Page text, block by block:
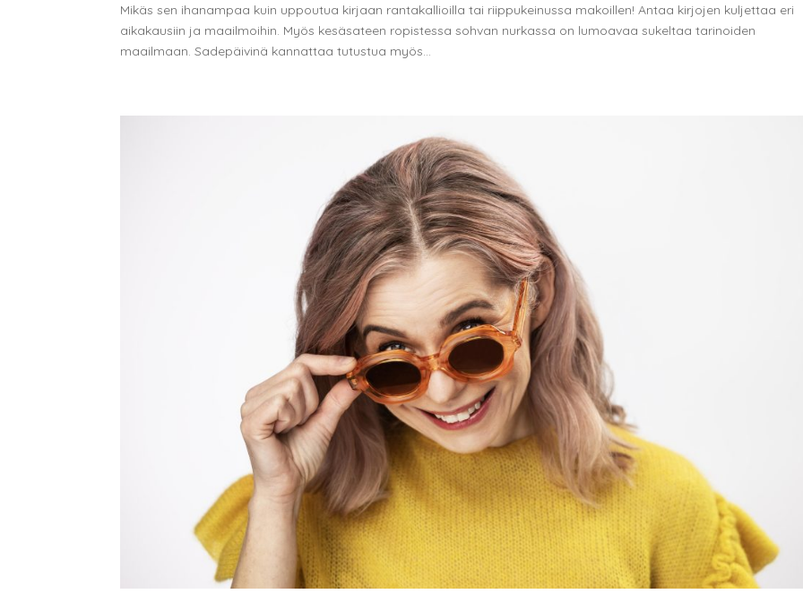
Mikäs sen ihanampaa kuin uppoutua kirjaan rantakallioilla tai riippukeinussa makoillen! Antaa kirjojen kuljettaa eri
aikakausiin ja maailmoihin. Myös kesäsateen ropistessa sohvan nurkassa on lumoavaa sukeltaa tarinoiden
maailmaan. Sadepäivinä kannattaa tutustua myös...